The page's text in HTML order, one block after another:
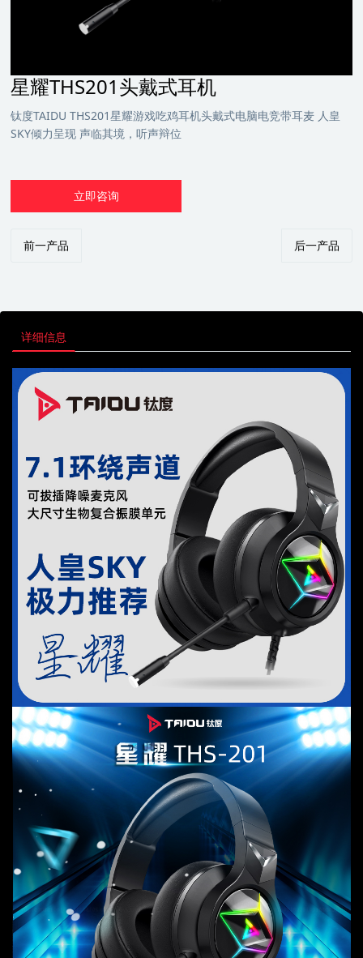
星耀THS201头戴式耳机
钛度TAIDU THS201星耀游戏吃鸡耳机头戴式电脑电竞带耳麦 人皇
SKY倾力呈现 声临其境，听声辩位
立即咨询
前一产品 后一产品
详细信息